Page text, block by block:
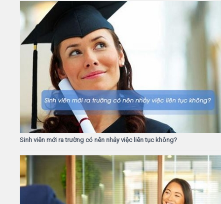
Sinh viên mới ra trường có nên nhảy việc liên tục không?